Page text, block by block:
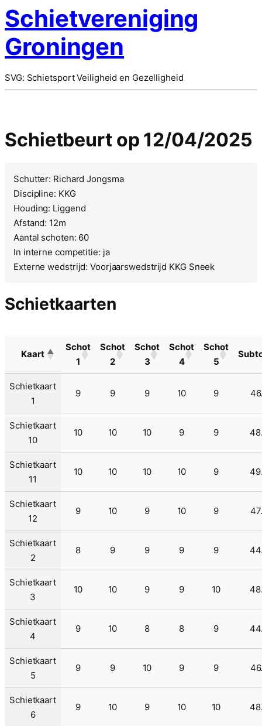
Schietvereniging
Groningen
SVG: Schietsport Veiligheid en Gezelligheid
Schietbeurt op 12/04/2025
Schutter: Richard Jongsma
Discipline: KKG
Houding: Liggend
Afstand: 12m
Aantal schoten: 60
In interne competitie: ja
Externe wedstrijd: Voorjaarswedstrijd KKG Sneek
Schietkaarten
Kaart
Schot
1
Schot
2
Schot
3
Schot
4
Schot
5
Schietkaart
1
9 9 9 10 9
Schietkaart
10
10 10 10 9 9
Schietkaart
11
10 10 10 10 9
Schietkaart
12
9 10 9 10 9
Schietkaart
2
8 9 9 9 9
Schietkaart
3
10 10 9 9 10
Schietkaart
4
9 10 8 8 9
Schietkaart
5
9 9 10 9 9
Schietkaart
6
9 10 9 10 10